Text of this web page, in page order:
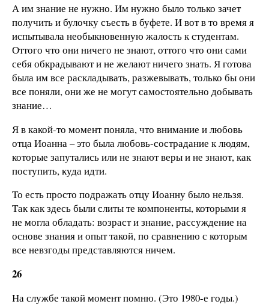
А им знание не нужно. Им нужно было только зачет
получить и булочку съесть в буфете. И вот в то время я
испытывала необыкновенную жалость к студентам.
Оттого что они ничего не знают, оттого что они сами
себя обкрадывают и не желают ничего знать. Я готова
была им все раскладывать, разжевывать, только бы они
все поняли, они же не могут самостоятельно добывать
знание…
Я в какой-то момент поняла, что внимание и любовь
отца Иоанна – это была любовь-сострадание к людям,
которые запутались или не знают веры и не знают, как
поступить, куда идти.
То есть просто подражать отцу Иоанну было нельзя.
Так как здесь были слиты те компоненты, которыми я
не могла обладать: возраст и знание, рассуждение на
основе знания и опыт такой, по сравнению с которым
все невзгоды представляются ничем.
26
На службе такой момент помню. (Это 1980-е годы.)